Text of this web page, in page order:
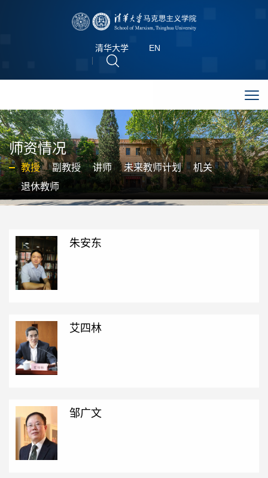
清华大学 EN
师资情况
教授 副教授 讲师 未来教师计划
机关
退休教师
朱安东
艾四林
邹广文